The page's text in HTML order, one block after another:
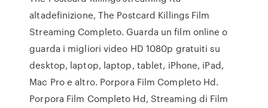
altadefinizione, The Postcard Killings Film
Streaming Completo. Guarda un film online o
guarda i migliori video HD 1080p gratuiti su
desktop, laptop, laptop, tablet, iPhone, iPad,
Mac Pro e altro. Porpora Film Completo Hd.
Porpora Film Completo Hd, Streaming di Film